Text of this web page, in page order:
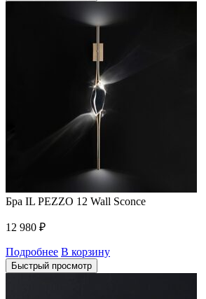
Бра IL PEZZO 12 Wall Sconce
12 980 ₽
Подробнее В корзину
Быстрый просмотр